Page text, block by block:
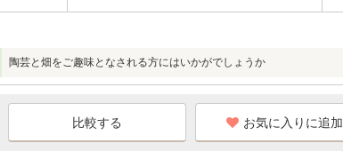
陶芸と畑をご趣味となされる方にはいかがでしょうか
お気に入りに追加